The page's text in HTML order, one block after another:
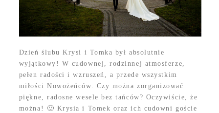
Dzień ślubu Krysi i Tomka był absolutnie
wyjątkowy! W cudownej, rodzinnej atmosferze,
pełen radości i wzruszeń, a przede wszystkim
miłości Nowożeńców. Czy można zorganizować
piękne, radosne wesele bez tańców? Oczywiście, że
można! 🙂 Krysia i Tomek oraz ich cudowni goście